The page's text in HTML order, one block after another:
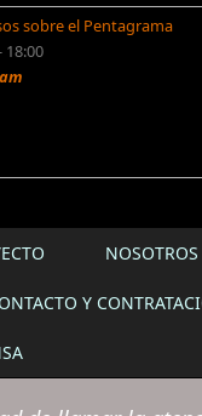
sobre el Pentagrama
18:00
NOSOTROS
Y